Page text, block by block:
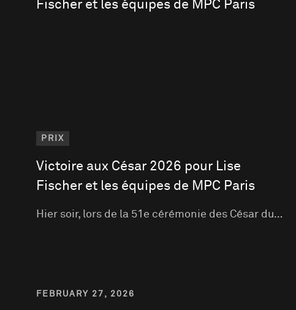
PRIX
Victoire aux César 2026 pour Lise
Fischer et les équipes de MPC Paris
Hier soir, lors de la 51e cérémonie des César du…
FEBRUARY 27, 2026